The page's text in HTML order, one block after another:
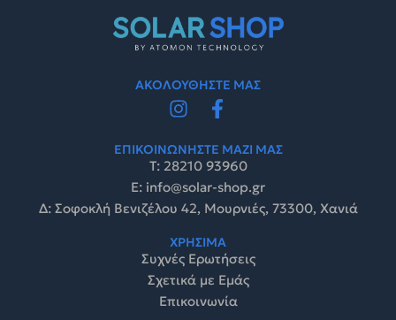
ΑΚΟΛΟΥΘΗΣΤΕ ΜΑΣ
ΕΠΙΚΟΙΝΩΝΗΣΤΕ ΜΑΖΙ ΜΑΣ
Τ: 28210 93960
E: info@solar-shop.gr
Δ: Σοφοκλή Βενιζέλου 42, Μουρνιές, 73300, Χανιά
ΧΡΗΣΙΜΑ
Συχνές Ερωτήσεις
Σχετικά με Εμάς
Επικοινωνία